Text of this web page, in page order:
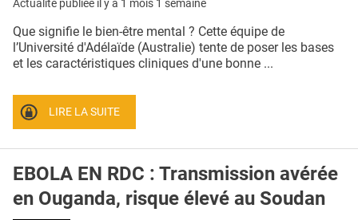
QUI SOMMES-NOUS ?
CONDITIONS GÉNÉRALES
CRÉDITS
Actualité publiée il y a 1 mois 1 semaine
Que signifie le bien-être mental ? Cette équipe de
l’Université d'Adélaïde (Australie) tente de poser les bases
et les caractéristiques cliniques d'une bonne ...
LIRE LA SUITE
EBOLA EN RDC : Transmission avérée
en Ouganda, risque élevé au Soudan